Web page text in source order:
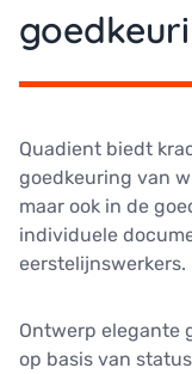
Quadient biedt
goedkeuring van
maar ook in de
individuele
eerstelijnswerkers.
Ontwerp elegante
op basis van